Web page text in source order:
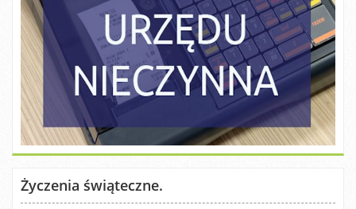
Życzenia świąteczne.